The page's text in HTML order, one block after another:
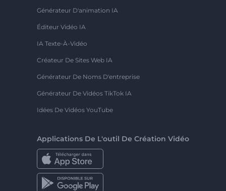
Générateur D'animation IA
Éditeur Vidéo IA
IA Texte-À-Vidéo
Créateur De Sites Web IA
Générateur De Noms D'entreprise
Générateur De Vidéos TikTok IA
Idées De Vidéos YouTube
Applications De L'outil De Création Vidéo